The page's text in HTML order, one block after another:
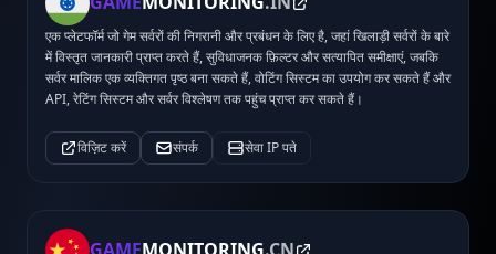
एक प्लेटफॉर्म जो गेम सर्वरों की निगरानी और प्रबंधन के लिए है, जहां खिलाड़ी सर्वरों के बारे
में विस्तृत जानकारी प्राप्त करते हैं, सुविधाजनक फ़िल्टर और सत्यापित समीक्षाएं, जबकि
सर्वर मालिक एक व्यक्तिगत पृष्ठ बना सकते हैं, वोटिंग सिस्टम का उपयोग कर सकते हैं और
API, रेटिंग सिस्टम और सर्वर विश्लेषण तक पहुंच प्राप्त कर सकते हैं।
विज़िट करें संपर्क सेवा IP पते